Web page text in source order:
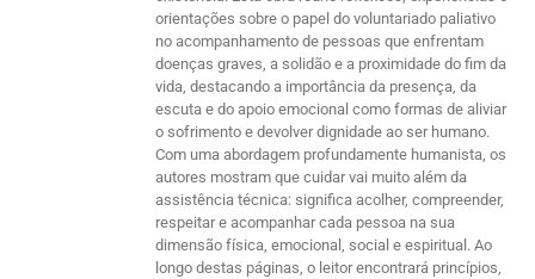
orientações sobre o papel do voluntariado paliativo
no acompanhamento de pessoas que enfrentam
doenças graves, a solidão e a proximidade do fim da
vida, destacando a importância da presença, da
escuta e do apoio emocional como formas de aliviar
o sofrimento e devolver dignidade ao ser humano.
Com uma abordagem profundamente humanista, os
autores mostram que cuidar vai muito além da
assistência técnica: significa acolher, compreender,
respeitar e acompanhar cada pessoa na sua
dimensão física, emocional, social e espiritual. Ao
longo destas páginas, o leitor encontrará princípios,